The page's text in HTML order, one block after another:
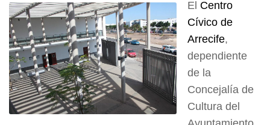
El Centro
Cívico de
Arrecife,
dependiente
de la
Concejalía de
Cultura del